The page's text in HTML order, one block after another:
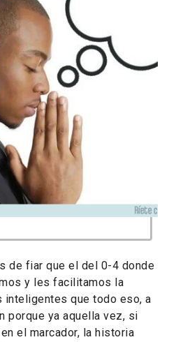
de fiar que el del 0-4 donde
y les facilitamos la
inteligentes que todo eso, a
porque ya aquella vez, si
el marcador, la historia